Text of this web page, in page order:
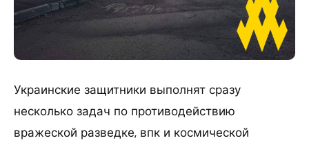
Украинские защитники выполнят сразу
несколько задач по противодействию
вражеской разведке, впк и космической